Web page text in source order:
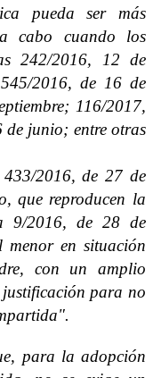
pueda ser más
cabo cuando los
242/2016, 12 de
2016, de 16 de
116/2017,
de junio; entre otras
433/2016, de 27 de
que reproducen la
9/2016, de 28 de
menor en situación
con un amplio
justificación para no
para la adopción